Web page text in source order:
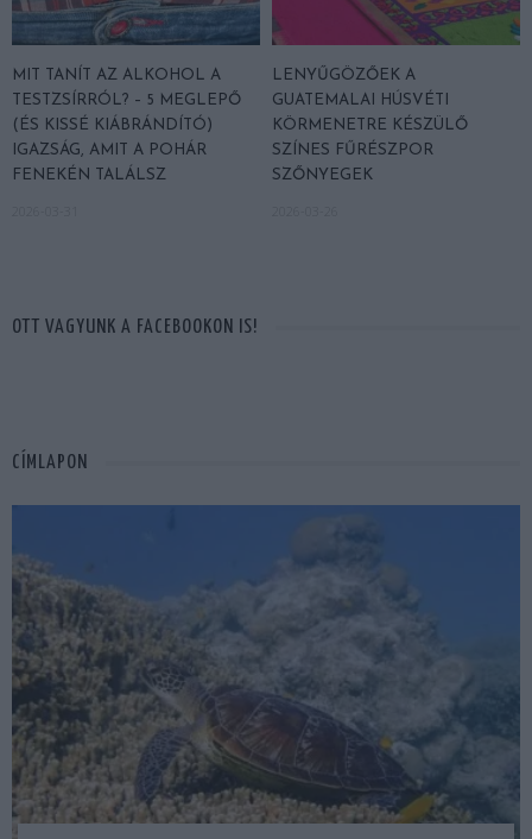
MIT TANÍT AZ ALKOHOL A
TESTZSÍRRÓL? – 5 MEGLEPŐ
(ÉS KISSÉ KIÁBRÁNDÍTÓ)
IGAZSÁG, AMIT A POHÁR
FENEKÉN TALÁLSZ
LENYŰGÖZŐEK A
GUATEMALAI HÚSVÉTI
KÖRMENETRE KÉSZÜLŐ
SZÍNES FŰRÉSZPOR
SZŐNYEGEK
OTT VAGYUNK A FACEBOOKON IS!
CÍMLAPON